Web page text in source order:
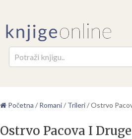
Početna / Romani/ Trileri/Ostrvo
Ostrvo Pacova I